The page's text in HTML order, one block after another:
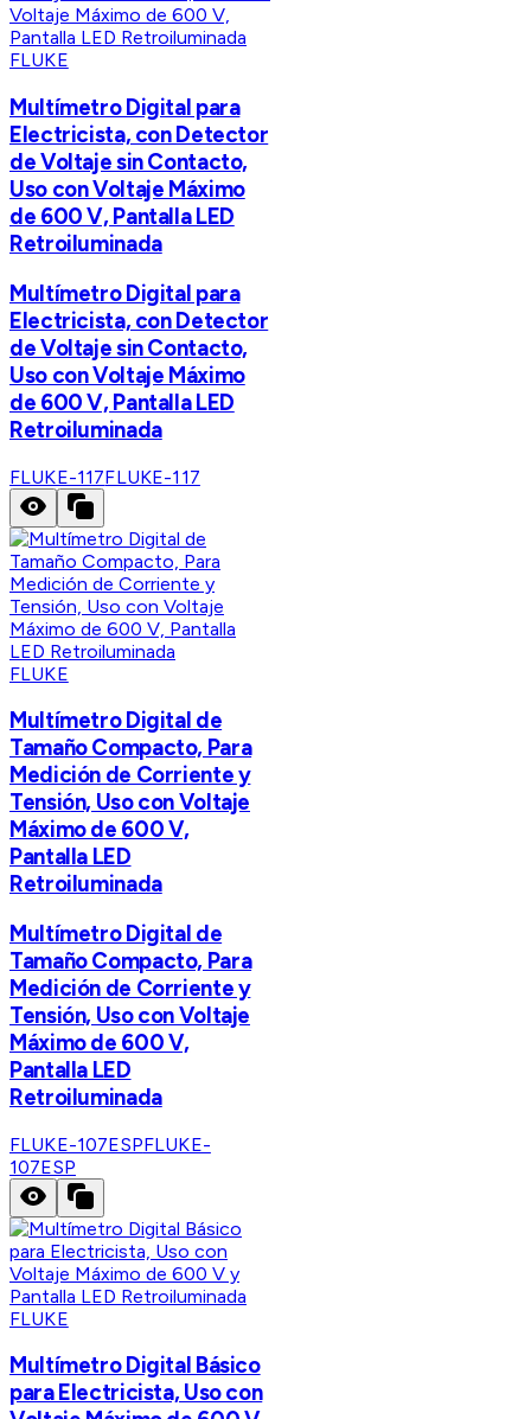
FLUKE
Multímetro Digital para
Electricista, con Detector
de Voltaje sin Contacto,
Uso con Voltaje Máximo
de 600 V, Pantalla LED
Retroiluminada
Multímetro Digital para
Electricista, con Detector
de Voltaje sin Contacto,
Uso con Voltaje Máximo
de 600 V, Pantalla LED
Retroiluminada
FLUKE-117FLUKE-117
FLUKE
Multímetro Digital de
Tamaño Compacto, Para
Medición de Corriente y
Tensión, Uso con Voltaje
Máximo de 600 V,
Pantalla LED
Retroiluminada
Multímetro Digital de
Tamaño Compacto, Para
Medición de Corriente y
Tensión, Uso con Voltaje
Máximo de 600 V,
Pantalla LED
Retroiluminada
FLUKE-107ESPFLUKE-
107ESP
FLUKE
Multímetro Digital Básico
para Electricista, Uso con